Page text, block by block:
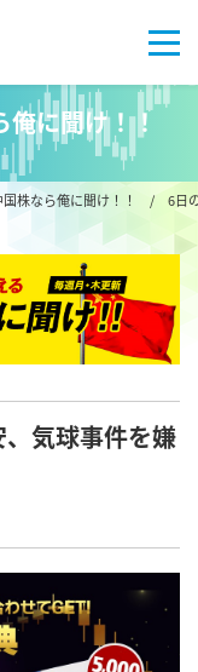
俺に聞け！！
株なら俺に聞け！！ / 6日の
気球事件を嫌